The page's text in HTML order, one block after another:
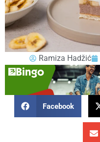
Ramiza Hadžić
Facebook